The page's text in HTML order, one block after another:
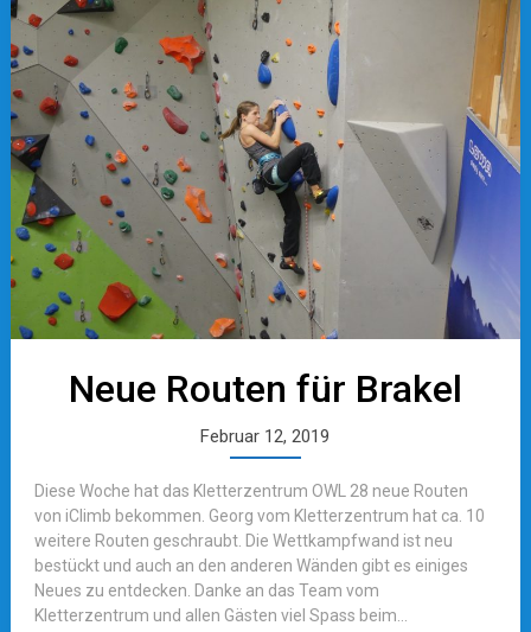
Neue Routen für Brakel
Februar 12, 2019
Diese Woche hat das Kletterzentrum OWL 28 neue Routen
von iClimb bekommen. Georg vom Kletterzentrum hat ca. 10
weitere Routen geschraubt. Die Wettkampfwand ist neu
bestückt und auch an den anderen Wänden gibt es einiges
Neues zu entdecken. Danke an das Team vom
Kletterzentrum und allen Gästen viel Spass beim...